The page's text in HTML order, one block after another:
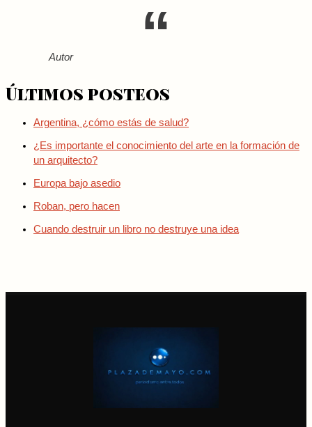
Autor
Últimos posteos
Argentina, ¿cómo estás de salud?
¿Es importante el conocimiento del arte en la formación de
un arquitecto?
Europa bajo asedio
Roban, pero hacen
Cuando destruir un libro no destruye una idea